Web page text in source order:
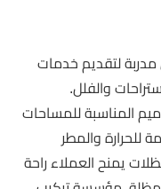
لتقديم خدمات
والفلل.
المناسبة للمساحات
والمطر
يمنح العملاء راحة